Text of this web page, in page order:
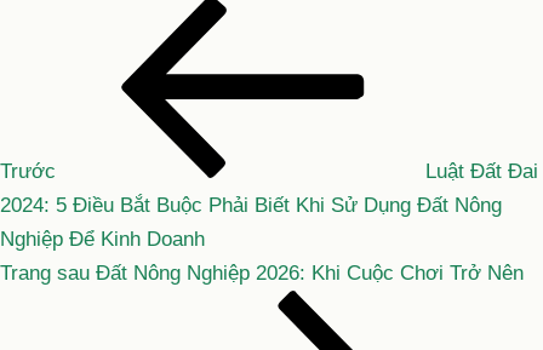
viết
Trước
Luật Đất Đai
2024: 5 Điều Bắt Buộc Phải Biết Khi Sử Dụng Đất Nông
Nghiệp Để Kinh Doanh
Bài
Trang sau Đất Nông Nghiệp 2026: Khi Cuộc Chơi Trở Nên